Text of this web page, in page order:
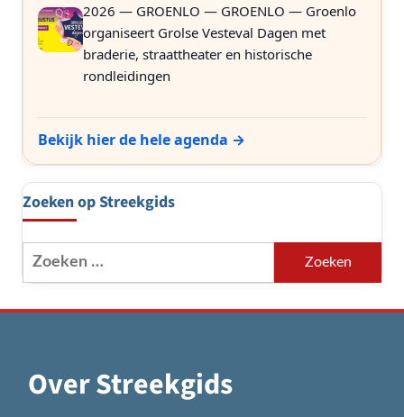
2026 — GROENLO — GROENLO — Groenlo
organiseert Grolse Vesteval Dagen met
braderie, straattheater en historische
rondleidingen
Bekijk hier de hele agenda →
Zoeken op Streekgids
Zoeken
naar:
Over Streekgids